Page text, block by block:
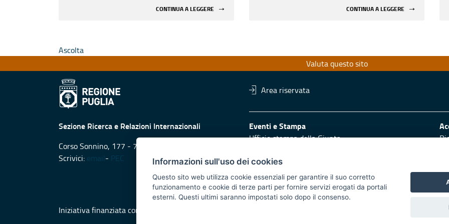
CONTINUA A LEGGERE CONTINUA A LEGGERE
Ascolta
Valuta questo sito
Area riservata
Sezione Ricerca e Relazioni Internazionali
Corso Sonnino, 177 - 70121 Bari
Scrivici: email - PEC
Eventi e Stampa
Ufficio stampa della Giunta
Logo e identità regionale
Redazione
Responsabili di pubblicazione
Iniziativa finanziata con risorse del POR Puglia 2014/2020 - Asse XI
Informazioni sull'uso dei cookies
Questo sito web utilizza cookie essenziali per garantire il suo corretto
funzionamento e cookie di terze parti per fornire servizi erogati da portali
esterni. Questi ultimi saranno impostati solo dopo il consenso.